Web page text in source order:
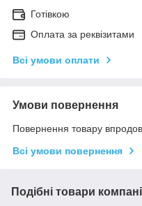
Готівкою
Оплата за реквізитами
Всі умови оплати
Умови повернення
Повернення товару
Всі умови повернення
Подібні товари